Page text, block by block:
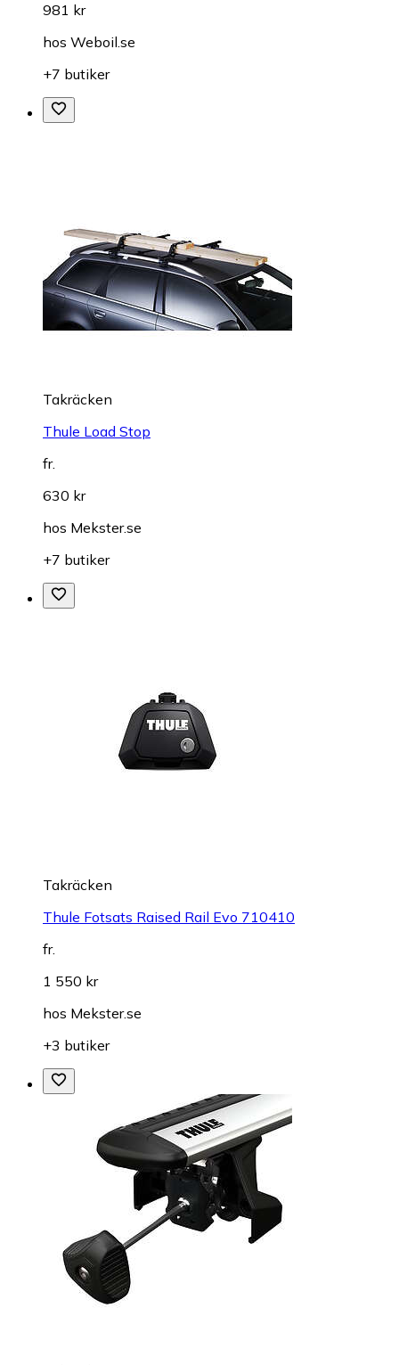
981 kr
hos Weboil.se
+7 butiker
Takräcken
Thule Load Stop
fr.
630 kr
hos Mekster.se
+7 butiker
Takräcken
Thule Fotsats Raised Rail Evo 710410
fr.
1 550 kr
hos Mekster.se
+3 butiker